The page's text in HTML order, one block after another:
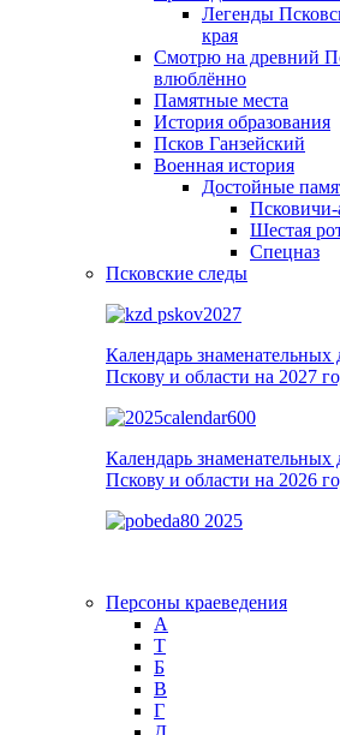
Легенды
края
Смотрю на древний
влюблённо
Памятные места
История образования
Псков Ганзейский
Военная история
Достойные
Шестая
Спецназ
Псковские следы
Календарь знаменательных
Пскову и области на 2027
Календарь знаменательных
Пскову и области на 2026
Персоны краеведения
А
T
Б
В
Г